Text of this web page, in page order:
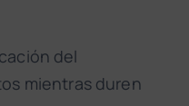
del
mientras duren